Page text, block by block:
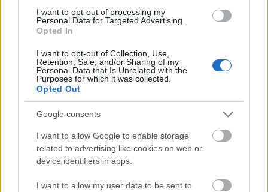
I want to opt-out of processing my
Personal Data for Targeted Advertising.
Opted In
I want to opt-out of Collection, Use,
Retention, Sale, and/or Sharing of my
Personal Data that Is Unrelated with the
Purposes for which it was collected.
Opted Out
Google consents
I want to allow Google to enable storage
related to advertising like cookies on web or
device identifiers in apps.
I want to allow my user data to be sent to
Illat: mangó, ananász Hab: masszív Szín: narancsos
arany Jól sikerült itatós IPA, talán kissé túl
szénsavas. Édes gyümölcsösség, keserű komlózás,
fanyar utóíz. A kortyérzet is rendben, a jól bevált
kekszes malátázás itt is működik. A mélységet
hiányolom, de így is egy korrekt, frissítő…